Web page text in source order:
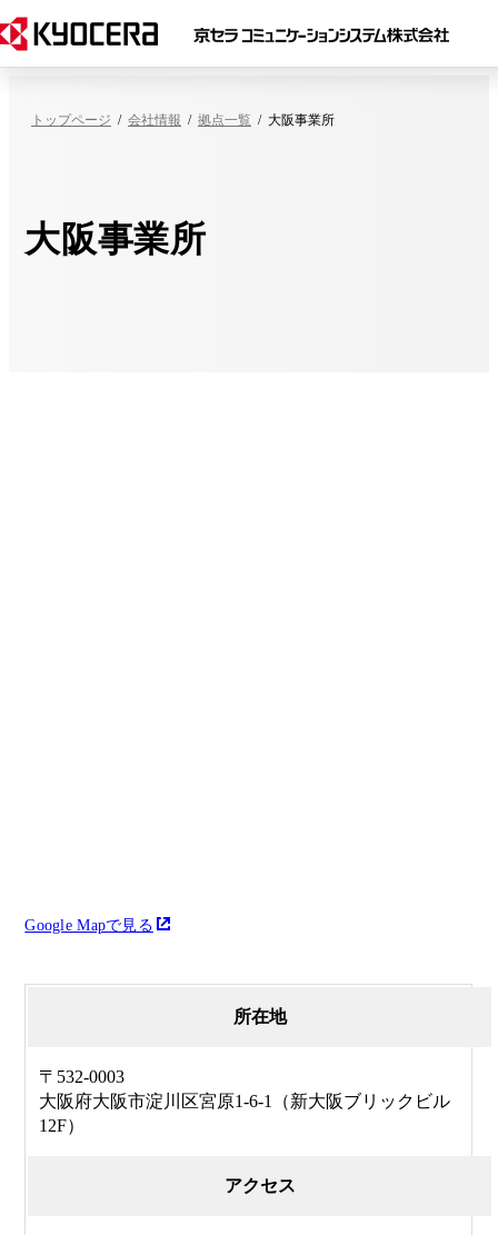
トップページ 会社情報 拠点一覧 大阪事業所
大阪事業所
Google Mapで見る
所在地
〒532-0003
大阪府大阪市淀川区宮原1-6-1（新大阪ブリックビル
12F）
アクセス